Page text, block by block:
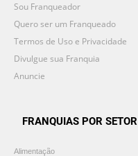
Sou Franqueador
Quero ser um Franqueado
Termos de Uso e Privacidade
Divulgue sua Franquia
Anuncie
FRANQUIAS POR SETOR
Alimentação